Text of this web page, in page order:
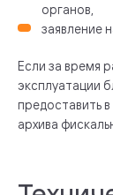
органов,
заявление
Если за время
эксплуатации
предоставить
архива